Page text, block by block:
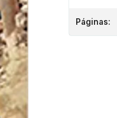
Páginas: